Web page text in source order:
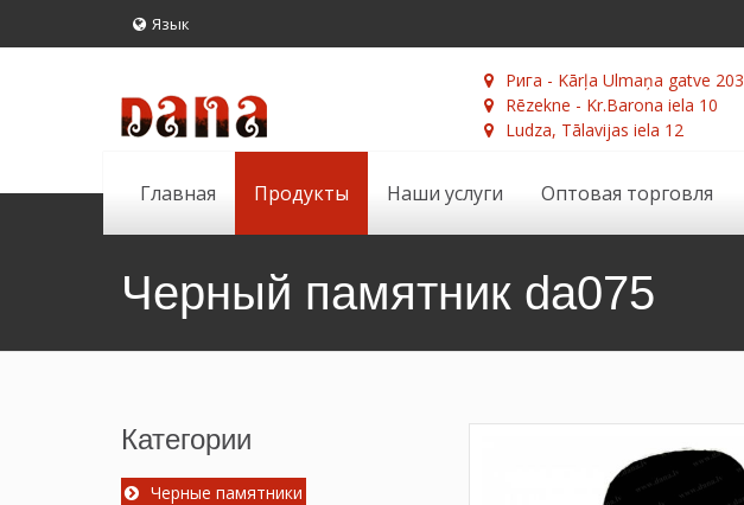
Язык
Рига - Kārļa Ulmaņa gatve 203
Rēzekne - Kr.Barona iela 10
Ludza, Tālavijas iela 12
Главная Продукты Наши услуги Оптовая торговля
Черный памятник da075
Категории
Черные памятники